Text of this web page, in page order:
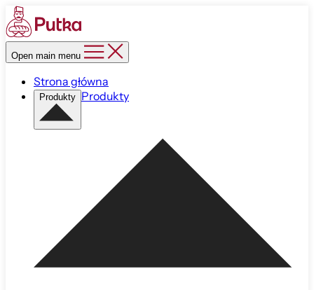
Open main menu
Strona główna
Produkty Produkty